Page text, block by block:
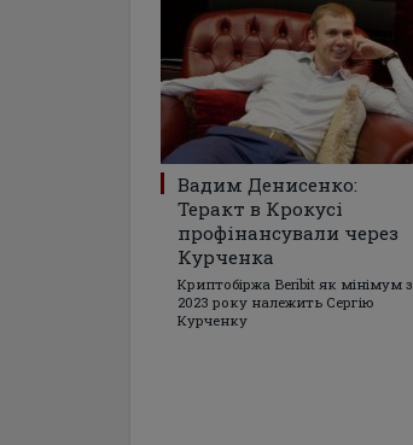
Вадим Денисенко:
Теракт в Крокусі
профінансували через
Курченка
Криптобіржа Beribit як мінімум з
2023 року належить Сергію
Курченку